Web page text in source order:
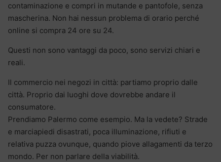
contaminazione e compri in mutande e pantofole, senza
mascherina. Non hai nessun problema di orario perché
online si compra 24 ore su 24.
Questi non sono vantaggi da poco, sono servizi chiari e
reali.
Il commercio nei negozi in città: partiamo proprio dalle
città. Proprio dai luoghi dove dovrebbe andare il
consumatore.
Prendiamo Palermo come esempio. Ma la vedete? Strade
e marciapiedi disastrati, poca illuminazione, rifiuti e
relativa puzza ovunque, quando piove allagamenti da terzo
mondo. Per non parlare della viabilità.